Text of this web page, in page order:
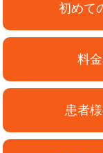
初めて
料
患者